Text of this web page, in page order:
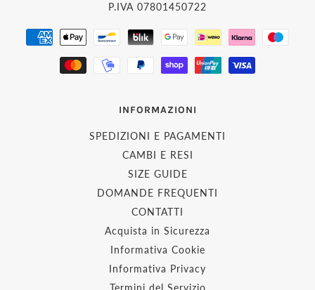
P.IVA 07801450722
INFORMAZIONI
SPEDIZIONI E PAGAMENTI
CAMBI E RESI
SIZE GUIDE
DOMANDE FREQUENTI
CONTATTI
Acquista in Sicurezza
Informativa Cookie
Informativa Privacy
Termini del Servizio